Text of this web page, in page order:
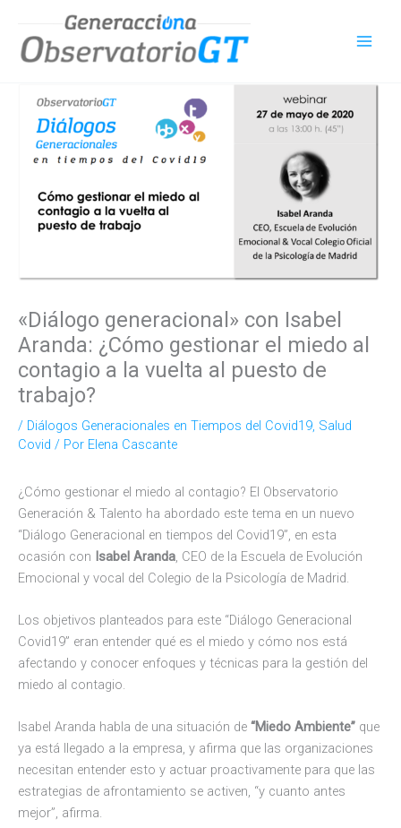
contenido
«Diálogo generacional» con Isabel
Aranda: ¿Cómo gestionar el miedo al
contagio a la vuelta al puesto de
trabajo?
/ Diálogos Generacionales en Tiempos del Covid19, Salud
Covid / Por Elena Cascante
¿Cómo gestionar el miedo al contagio? El Observatorio
Generación & Talento ha abordado este tema en un nuevo
“Diálogo Generacional en tiempos del Covid19”, en esta
ocasión con Isabel Aranda , CEO de la Escuela de Evolución
Emocional y vocal del Colegio de la Psicología de Madrid.
Los objetivos planteados para este “Diálogo Generacional
Covid19” eran entender qué es el miedo y cómo nos está
afectando y conocer enfoques y técnicas para la gestión del
miedo al contagio.
Isabel Aranda habla de una situación de “Miedo Ambiente” que
ya está llegado a la empresa, y afirma que las organizaciones
necesitan entender esto y actuar proactivamente para que las
estrategias de afrontamiento se activen, “y cuanto antes
mejor”, afirma.